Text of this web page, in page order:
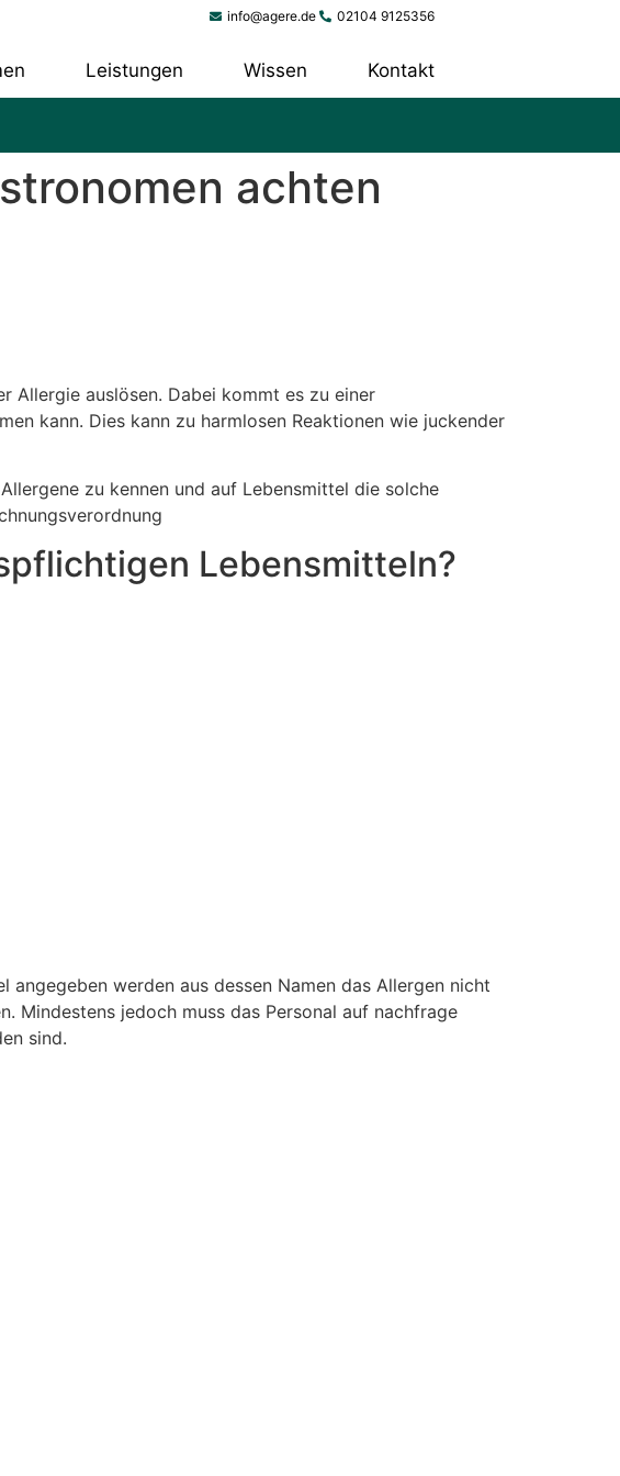
info@agere.de 02104 9125356
Leistungen Wissen Kontakt
achten
Allergie auslösen. Dabei kommt es zu einer
kann. Dies kann zu harmlosen Reaktionen wie juckender
zu kennen und auf Lebensmittel die solche
Lebensmitteln?
werden aus dessen Namen das Allergen nicht
Mindestens jedoch muss das Personal auf nachfrage
sind.